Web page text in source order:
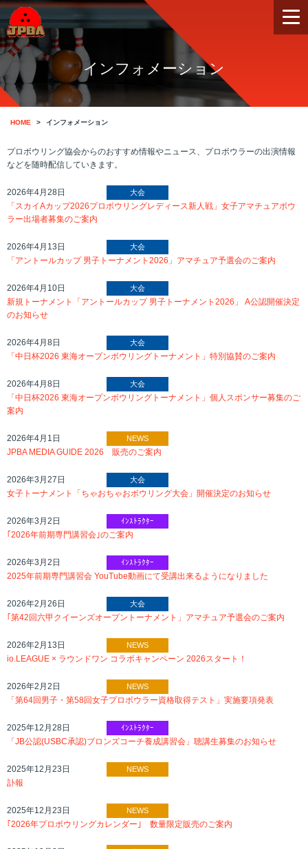
インフォメーション
HOME インフォメーション
プロボウリング協会からのおすすめ情報やニュース、プロボウラーの出演情報
などを随時配信していきます。
2026年4月28日 大会
「スカイAカップ2026プロボウリングレディース新人戦」女子アマチュアボウ
ラー出場者募集のご案内
2026年4月13日 大会
「アントールカップ 男子トーナメント2026」アマチュア予選会のご案内
2026年4月10日 大会
新規トーナメント「アントールカップ 男子トーナメント2026」 A公認開催決定
のお知らせ
2026年4月8日 大会
「中日杯2026 東海オープンボウリングトーナメント」特別協賛のご案内
2026年4月8日 大会
「中日杯2026 東海オープンボウリングトーナメント」個人スポンサー募集のご
案内
2026年4月1日 NEWS
JPBA MEDIA GUIDE 2026 販売のご案内
2026年3月27日 大会
女子トーナメント「ちゃおちゃおボウリング大会」開催決定のお知らせ
2026年3月2日 ｲﾝｽﾄﾗｸﾀｰ
｢2026年前期専門講習会｣のご案内
2026年3月2日 ｲﾝｽﾄﾗｸﾀｰ
2025年前期専門講習会 YouTube動画にて受講出来るようになりました
2026年2月26日 大会
｢第42回六甲クイーンズオープントーナメント」アマチュア予選会のご案内
2026年2月13日 NEWS
io.LEAGUE × ラウンドワン コラボキャンペーン 2026スタート！
2026年2月2日 NEWS
「第64回男子・第58回女子プロボウラー資格取得テスト」実施要項発表
2025年12月28日 ｲﾝｽﾄﾗｸﾀｰ
「JB公認(USBC承認)ブロンズコーチ養成講習会」聴講生募集のお知らせ
2025年12月23日 NEWS
訃報
2025年12月23日 NEWS
｢2026年プロボウリングカレンダー｣ 数量限定販売のご案内